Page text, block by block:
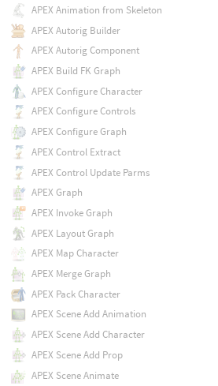
APEX Animation from Skeleton
APEX Autorig Builder
APEX Autorig Component
APEX Build FK Graph
APEX Configure Character
APEX Configure Controls
APEX Configure Graph
APEX Control Extract
APEX Control Update Parms
APEX Graph
APEX Invoke Graph
APEX Layout Graph
APEX Map Character
APEX Merge Graph
APEX Pack Character
APEX Scene Add Animation
APEX Scene Add Character
APEX Scene Add Prop
APEX Scene Animate